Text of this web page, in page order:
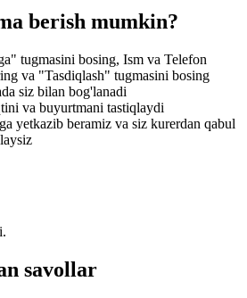
berish mumkin?
tugmasini bosing, Ism va Telefon
va "Tasdiqlash" tugmasini bosing
siz bilan bog'lanadi
va buyurtmani tastiqlaydi
yetkazib beramiz va siz kurerdan qabul
savollar